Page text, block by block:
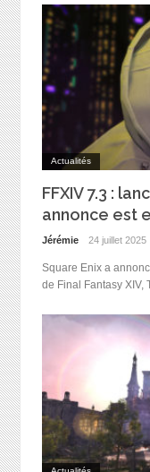
Actualités
FFXIV 7.3 :
annonce est
Jérémie 24 juillet 2025
Square Enix a
de Final Fantasy XIV,